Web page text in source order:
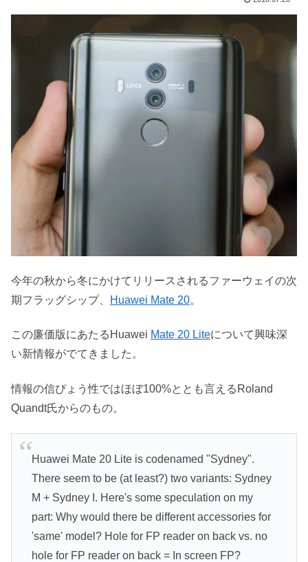
今年の秋から冬にかけてリリースされるファーウェイの次
期フラッグシップ、
Huawei Mate 20。
この廉価版にあたるHuawei Mate 20 Liteについて興味深
い新情報がでてきました。
情報の信ぴょう性ではほぼ100%ととも言えるRoland
Quandt氏からのもの。
Huawei Mate 20 Lite is codenamed "Sydney".
There seem to be (at least?) two variants: Sydney
M + Sydney I. Here's some speculation on my
part: Why would there be different accessories for
'same' model? Hole for FP reader on back vs. no
hole for FP reader on back = In screen FP?